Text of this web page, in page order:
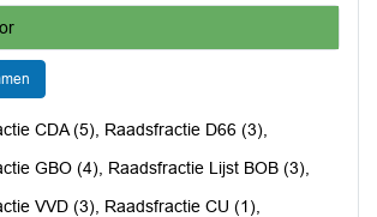
CDA (5), Raadsfractie D66 (3),
GBO (4), Raadsfractie Lijst BOB (3),
VVD (3), Raadsfractie CU (1),